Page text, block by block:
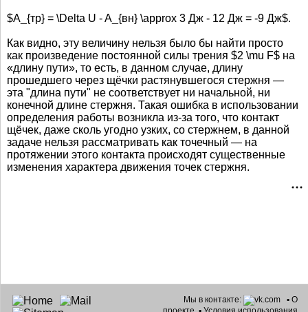
$A_{тр} = \Delta U - A_{вн} \approx 3 Дж - 12 Дж = -9 Дж$.
Как видно, эту величину нельзя было бы найти просто
как произведение постоянной силы трения $2 \mu F$ на
«длину пути», то есть, в данном случае, длину
прошедшего через щёчки растянувшегося стержня —
эта "длина пути" не соответствует ни начальной, ни
конечной длине стержня. Такая ошибка в использовании
определения работы возникла из-за того, что контакт
щёчек, даже сколь угодно узких, со стержнем, в данной
задаче нельзя рассматривать как точечный — на
протяжении этого контакта происходят существенные
изменения характера движения точек стержня.
Мы в контакте: ▪ О